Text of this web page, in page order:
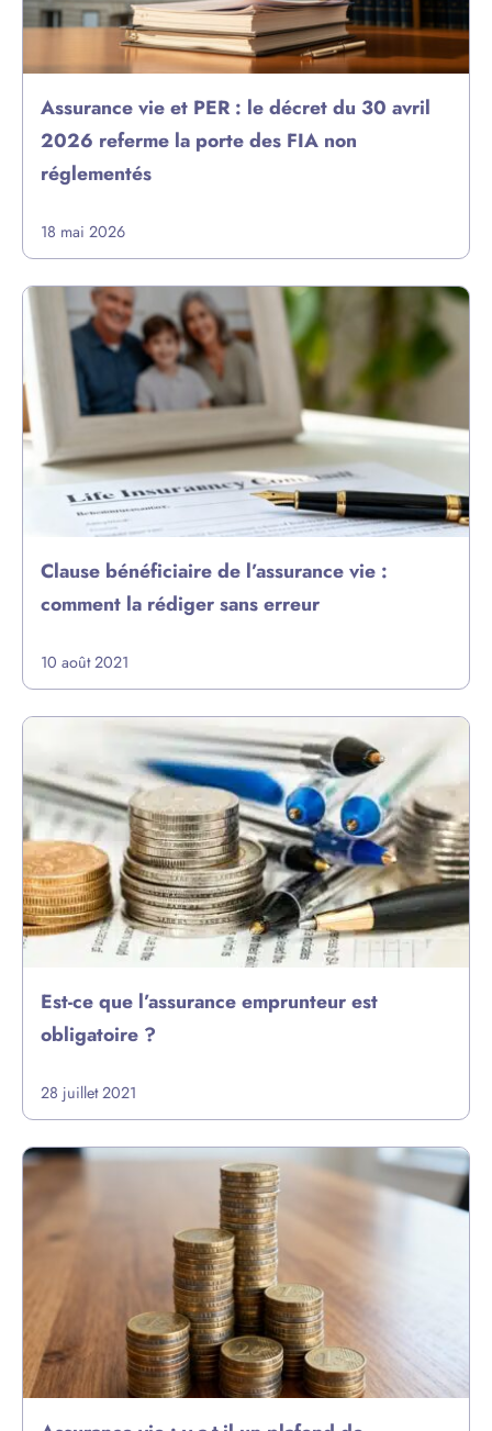
Assurance vie et PER : le décret du 30 avril
2026 referme la porte des FIA non
réglementés
18 mai 2026
Clause bénéficiaire de l’assurance vie :
comment la rédiger sans erreur
10 août 2021
Est-ce que l’assurance emprunteur est
obligatoire ?
28 juillet 2021